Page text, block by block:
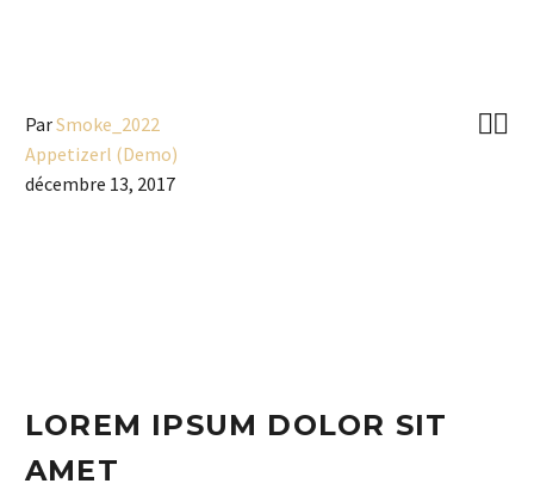

ParSmoke_2022
Appetizerl (Demo)
décembre 13, 2017
LOREM IPSUM DOLOR SIT
AMET